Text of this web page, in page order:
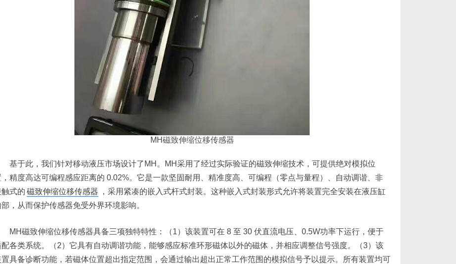
MH磁致伸缩位移传感器
基于此，我们针对移动液压市场设计了MH。MH采用了经过实际验证的磁致伸缩技术，可提供绝对模拟位
，精度高达可编程感应距离的 0.02%。它是一款坚固耐用、精准度高、可编程（零点与量程）、自动调谐、非
式的 磁致伸缩位移传感器
，采用紧凑的嵌入式杆式封装。这种嵌入式封装形式允许将装置完全安装在液压缸
部，从而保护传感器免受外界环境影响。
MH磁致伸缩位移传感器具备三项独特特性：（1）该装置可在 8 至 30 伏直流电压、0.5W功率下运行，便于
配各类系统。（2）它具有自动调谐功能，能够感应标准环形磁体以外的磁体，并相应调整信号强度。（3）该
置具备诊断功能，若磁体位置超出指定范围，会通过输出超出正常工作范围的模拟信号予以提示。所有装置均可